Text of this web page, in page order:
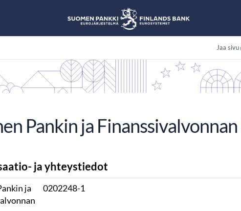
Jaa sivu
Pankin ja
ja yhteystiedot
ja
0202248-1